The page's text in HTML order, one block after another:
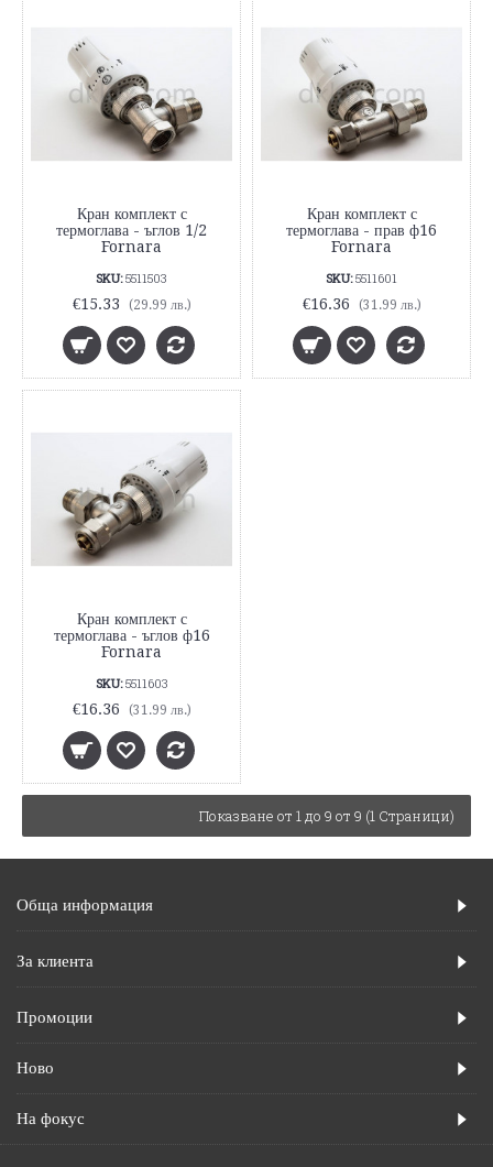
Кран комплект с
термоглава - ъглов 1/2
Fornara
SKU:5511503
€15.33 (29.99 лв.)
Кран комплект с
термоглава - прав ф16
Fornara
SKU:5511601
€16.36 (31.99 лв.)
Кран комплект с
термоглава - ъглов ф16
Fornara
SKU:5511603
€16.36 (31.99 лв.)
Показване от 1 до 9 от 9 (1 Страници)
Обща информация
За клиента
Промоции
Ново
На фокус